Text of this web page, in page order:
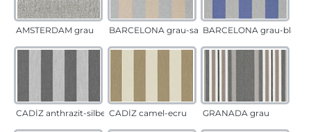
AMSTERDAM grau BARCELONA grau-sandBARCELONA grau-blau
CADÍZ anthrazit-silber CADÍZ camel-ecru GRANADA grau